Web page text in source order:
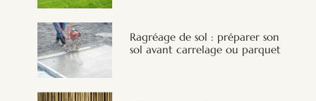
Ragréage de sol : préparer son
sol avant carrelage ou parquet